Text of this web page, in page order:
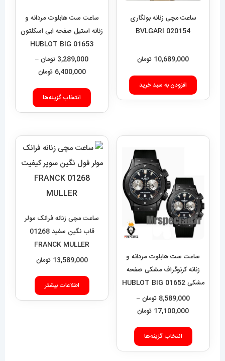
ساعت مچی زنانه بولگاری
BVLGARI 020154
10,689,000 تومان
افزودن به سبد خرید
ساعت ست هابلوت مردانه و
زنانه استیل صفحه ابی اسکلتون
01653 HUBLOT BIG
BANG
3,289,000 تومان–
6,400,000 تومانمحدوده
تا
انتخاب گزینه‌ها
این
محصول
انواع
مختلفی
می
ممکن
انتخاب
ساعت ست هابلوت مردانه و
زنانه کرنوگراف مشکی صفحه
مشکی 01652 HUBLOT BIG
BANG
8,589,000 تومان–
17,100,000 تومانمحدوده
تا
انتخاب گزینه‌ها
این
محصول
ساعت مچی زنانه فرانک مولر
قاب نگین سفید 01268
FRANCK MULLER
13,589,000 تومان
اطلاعات بیشتر